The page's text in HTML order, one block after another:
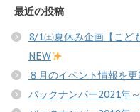
最近の投稿
8/1㈯夏休み企画【こど
NEW
８月のイベント情報を
バックナンバー2021年